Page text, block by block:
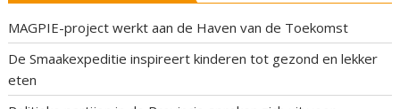
MAGPIE-project werkt aan de Haven van de Toekomst
De Smaakexpeditie inspireert kinderen tot gezond en lekker
eten